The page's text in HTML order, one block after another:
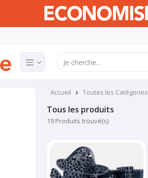
Accueil Toutes les Catégories
Tous les produits
19 Produits trouvé(s)